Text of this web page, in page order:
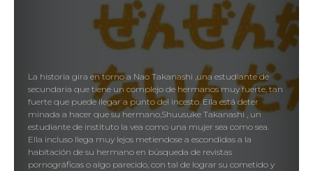
La historia gira en torno a Nao Takanashi ,una estudiante de
secundaria que tiene un complejo de hermanos muy fuerte, tan
fuerte que puede llegar a punto del incesto. Ella está deter
minada a hacer que su hermano,Shuusuke Takanashi , un
estudiante de instituto la vea como una mujer sea como sea.
Ella incluso llega muy lejos metiendose a escondidas a la
habitación de su hermano en búsqueda de revistas
pornográficas o algo parecido, con tal de lograr su cometido y